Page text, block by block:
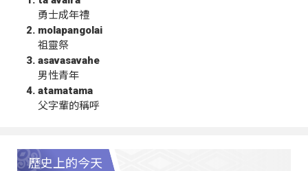
勇士成年禮
molapangolai
祖靈祭
asavasavahe
男性青年
atamatama
父字輩的稱呼
歷史上的今天